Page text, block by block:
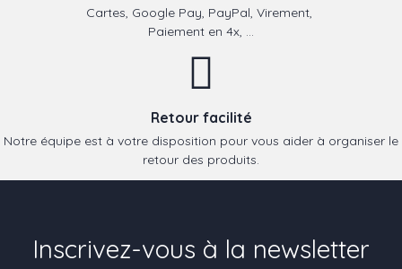
Cartes, Google Pay, PayPal, Virement,
Paiement en 4x, ...
Retour facilité
Notre équipe est à votre disposition pour vous aider à organiser le
retour des produits.
Inscrivez-vous à la newsletter